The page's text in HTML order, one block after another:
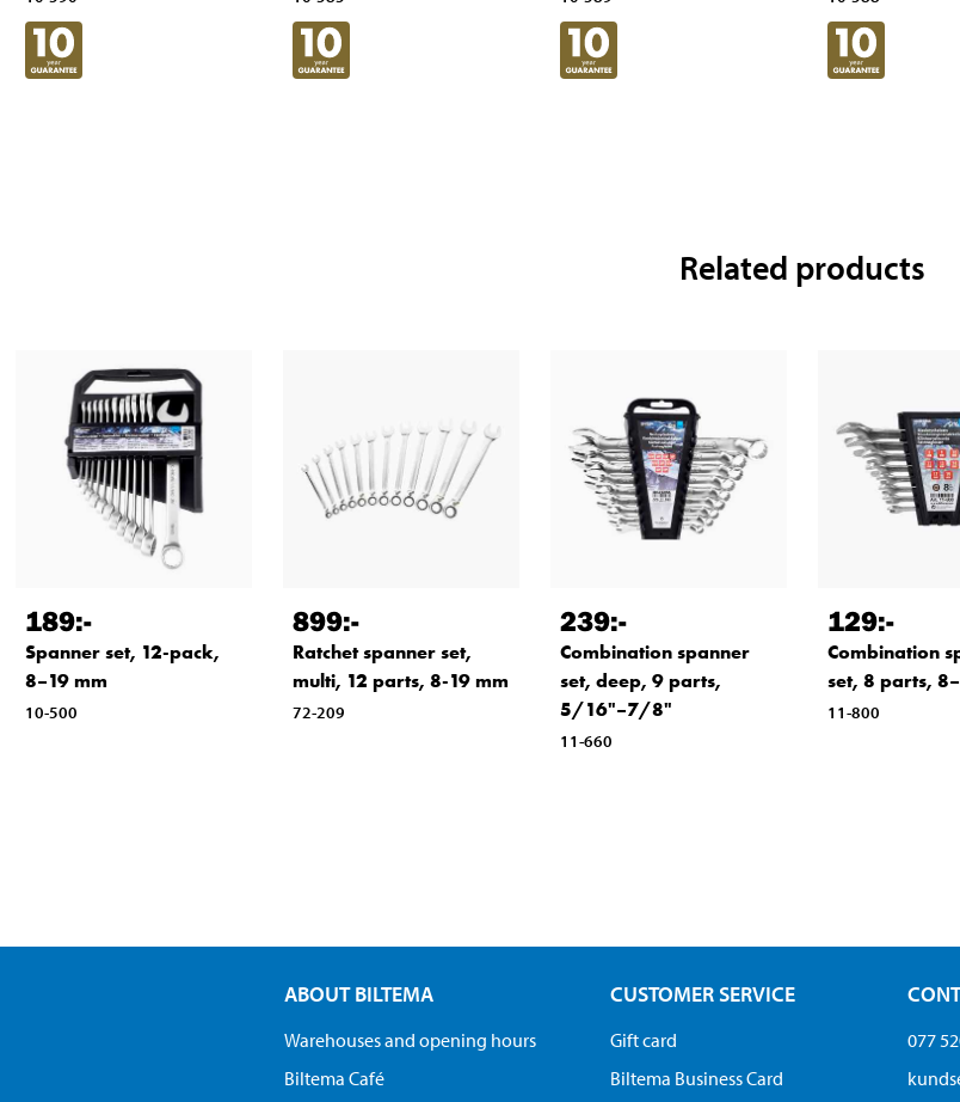
Related products
189:-
Spanner set, 12-pack,
8–19 mm
10-500
899:-
Ratchet spanner set,
multi, 12 parts, 8-19 mm
72-209
239:-
Combination spanner
set, deep, 9 parts,
5/16"–7/8"
11-660
129:-
Combination
set, 8 parts,
11-800
ABOUT BILTEMA
Warehouses and opening hours
Biltema Café
CUSTOMER SERVICE
Gift card
Biltema Business Card
077